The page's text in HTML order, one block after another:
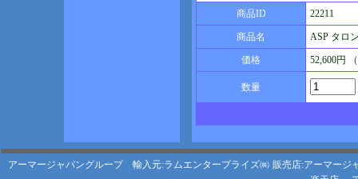
商品ID 22211
商品名 ASP タロ
価格 52,600円
数量
アーマージャパングループ 輸入元:ラムエンタープライズ㈱ 販売店:アーマージ